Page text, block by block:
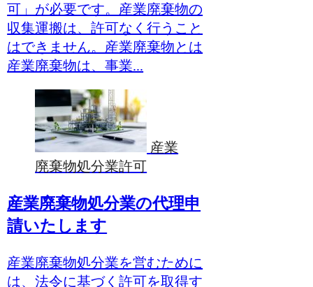
可」が必要です。産業廃棄物の
収集運搬は、許可なく行うこと
はできません。産業廃棄物とは
産業廃棄物は、事業...
産業
廃棄物処分業許可
産業廃棄物処分業の代理申
請いたします
産業廃棄物処分業を営むために
は、法令に基づく許可を取得す